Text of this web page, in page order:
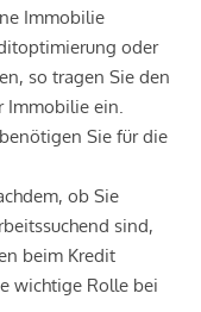
Immobilie
oder
so tragen Sie den
Immobilie ein.
Sie für die
ob Sie
sind,
beim Kredit
wichtige Rolle bei